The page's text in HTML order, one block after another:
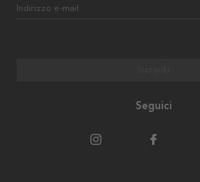
Indirizzo e-mail
Seguici